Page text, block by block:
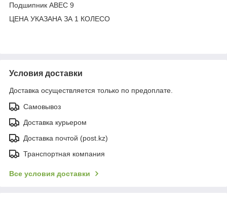
Подшипник АВЕС 9
ЦЕНА УКАЗАНА ЗА 1 КОЛЕСО
Условия доставки
Доставка осуществляется только по предоплате.
Самовывоз
Доставка курьером
Доставка почтой (post.kz)
Транспортная компания
Все условия доставки